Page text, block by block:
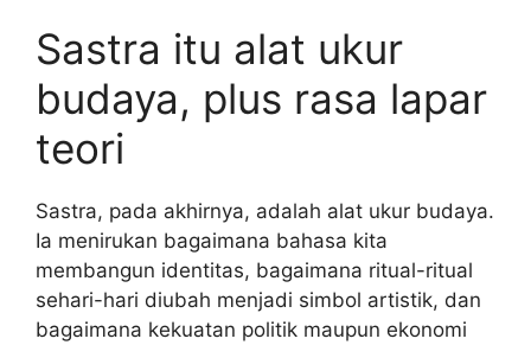
Sastra itu alat ukur
budaya, plus rasa lapar
teori
Sastra, pada akhirnya, adalah alat ukur budaya.
Ia menirukan bagaimana bahasa kita
membangun identitas, bagaimana ritual-ritual
sehari-hari diubah menjadi simbol artistik, dan
bagaimana kekuatan politik maupun ekonomi